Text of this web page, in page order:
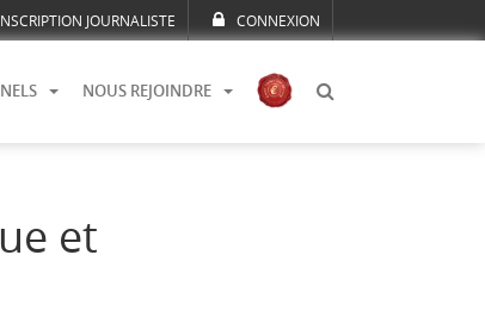
INSCRIPTION JOURNALISTE CONNEXION
NOUS REJOINDRE
et